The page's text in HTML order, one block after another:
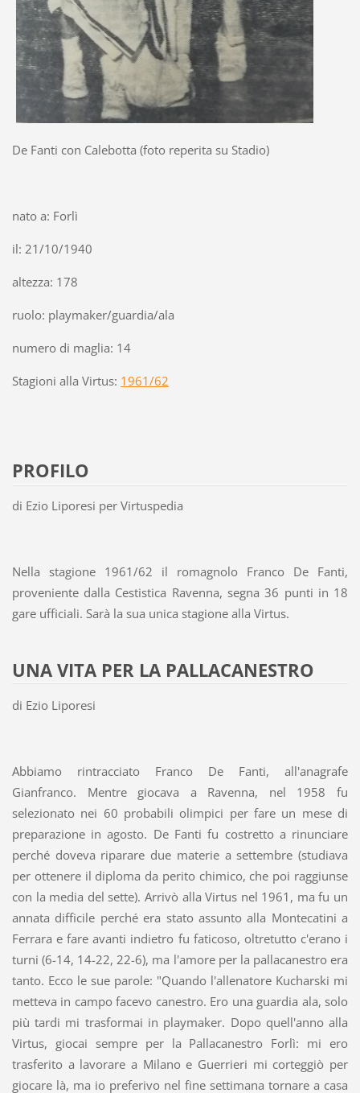
De Fanti con Calebotta (foto reperita su Stadio)
nato a: Forlì
il: 21/10/1940
altezza: 178
ruolo: playmaker/guardia/ala
numero di maglia: 14
Stagioni alla Virtus: 1961/62
PROFILO
di Ezio Liporesi per Virtuspedia
Nella stagione 1961/62 il romagnolo Franco De Fanti,
proveniente dalla Cestistica Ravenna, segna 36 punti in 18
gare ufficiali. Sarà la sua unica stagione alla Virtus.
UNA VITA PER LA PALLACANESTRO
di Ezio Liporesi
Abbiamo rintracciato Franco De Fanti, all'anagrafe
Gianfranco. Mentre giocava a Ravenna, nel 1958 fu
selezionato nei 60 probabili olimpici per fare un mese di
preparazione in agosto. De Fanti fu costretto a rinunciare
perché doveva riparare due materie a settembre (studiava
per ottenere il diploma da perito chimico, che poi raggiunse
con la media del sette). Arrivò alla Virtus nel 1961, ma fu un
annata difficile perché era stato assunto alla Montecatini a
Ferrara e fare avanti indietro fu faticoso, oltretutto c'erano i
turni (6-14, 14-22, 22-6), ma l'amore per la pallacanestro era
tanto. Ecco le sue parole: "Quando l'allenatore Kucharski mi
metteva in campo facevo canestro. Ero una guardia ala, solo
più tardi mi trasformai in playmaker. Dopo quell'anno alla
Virtus, giocai sempre per la Pallacanestro Forlì: mi ero
trasferito a lavorare a Milano e Guerrieri mi corteggiò per
giocare là, ma io preferivo nel fine settimana tornare a casa